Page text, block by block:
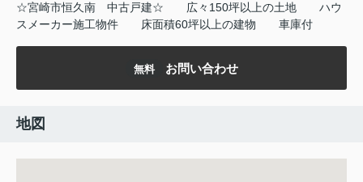
☆宮崎市恒久南 中古戸建☆ 広々150坪以上の土地
ハウ
スメーカー施工物件
床面積60坪以上の建物 車庫付
無料 お問い合わせ
地図